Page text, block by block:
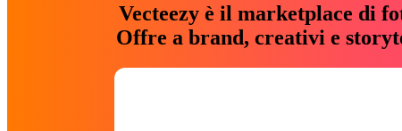
Vecteezy è il marketplace di
Offre a brand, creativi e